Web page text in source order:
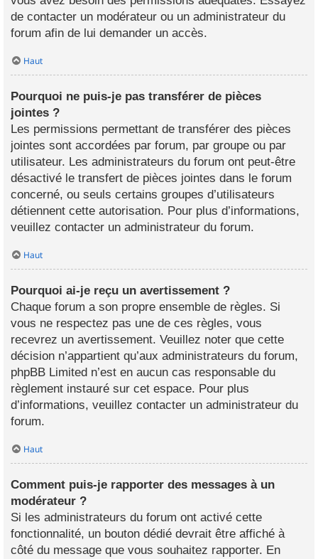
de contacter un modérateur ou un administrateur du
forum afin de lui demander un accès.
Haut
Pourquoi ne puis-je pas transférer de pièces
jointes ?
Les permissions permettant de transférer des pièces
jointes sont accordées par forum, par groupe ou par
utilisateur. Les administrateurs du forum ont peut-être
désactivé le transfert de pièces jointes dans le forum
concerné, ou seuls certains groupes d’utilisateurs
détiennent cette autorisation. Pour plus d’informations,
veuillez contacter un administrateur du forum.
Haut
Pourquoi ai-je reçu un avertissement ?
Chaque forum a son propre ensemble de règles. Si
vous ne respectez pas une de ces règles, vous
recevrez un avertissement. Veuillez noter que cette
décision n’appartient qu’aux administrateurs du forum,
phpBB Limited n’est en aucun cas responsable du
règlement instauré sur cet espace. Pour plus
d’informations, veuillez contacter un administrateur du
forum.
Haut
Comment puis-je rapporter des messages à un
modérateur ?
Si les administrateurs du forum ont activé cette
fonctionnalité, un bouton dédié devrait être affiché à
côté du message que vous souhaitez rapporter. En